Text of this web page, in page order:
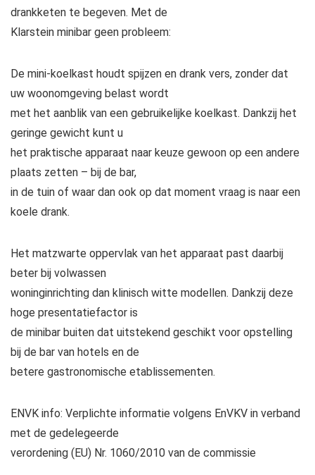
drankketen te begeven. Met de
Klarstein minibar geen probleem:
De mini-koelkast houdt spijzen en drank vers, zonder dat
uw woonomgeving belast wordt
met het aanblik van een gebruikelijke koelkast. Dankzij het
geringe gewicht kunt u
het praktische apparaat naar keuze gewoon op een andere
plaats zetten – bij de bar,
in de tuin of waar dan ook op dat moment vraag is naar een
koele drank.
Het matzwarte oppervlak van het apparaat past daarbij
beter bij volwassen
woninginrichting dan klinisch witte modellen. Dankzij deze
hoge presentatiefactor is
de minibar buiten dat uitstekend geschikt voor opstelling
bij de bar van hotels en de
betere gastronomische etablissementen.
ENVK info: Verplichte informatie volgens EnVKV in verband
met de gedelegeerde
verordening (EU) Nr. 1060/2010 van de commissie